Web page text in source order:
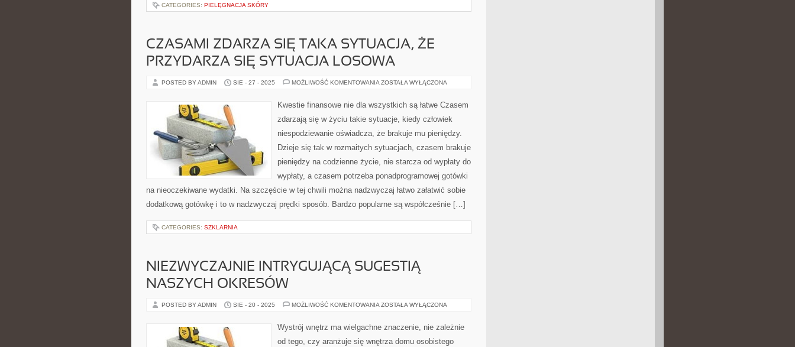
CATEGORIES: PIELĘGNACJA SKÓRY
CZASAMI ZDARZA SIĘ TAKA SYTUACJA, ŻE
PRZYDARZA SIĘ SYTUACJA LOSOWA
POSTED BY ADMIN SIE - 27 - 2025 MOŻLIWOŚĆ KOMENTOWANIA CZASAMI
TAKA
SYTUACJA,
PRZYDARZA
SYTUACJA
ZOSTAŁA WYŁĄCZONA
Kwestie finansowe nie dla wszystkich są łatwe Czasem
zdarzają się w życiu takie sytuacje, kiedy człowiek
niespodziewanie oświadcza, że brakuje mu pieniędzy.
Dzieje się tak w rozmaitych sytuacjach, czasem brakuje
pieniędzy na codzienne życie, nie starcza od wypłaty do
wypłaty, a czasem potrzeba ponadprogramowej gotówki
na nieoczekiwane wydatki. Na szczęście w tej chwili można nadzwyczaj łatwo załatwić sobie
dodatkową gotówkę i to w nadzwyczaj prędki sposób. Bardzo popularne są współcześnie […]
CATEGORIES: SZKLARNIA
NIEZWYCZAJNIE INTRYGUJĄCĄ SUGESTIĄ
NASZYCH OKRESÓW
POSTED BY ADMIN SIE - 20 - 2025 MOŻLIWOŚĆ KOMENTOWANIA NIEZWYCZAJNIE
OKRESÓW
ZOSTAŁA WYŁĄCZONA
Wystrój wnętrz ma wielgachne znaczenie, nie zależnie
od tego, czy aranżuje się wnętrza domu osobistego